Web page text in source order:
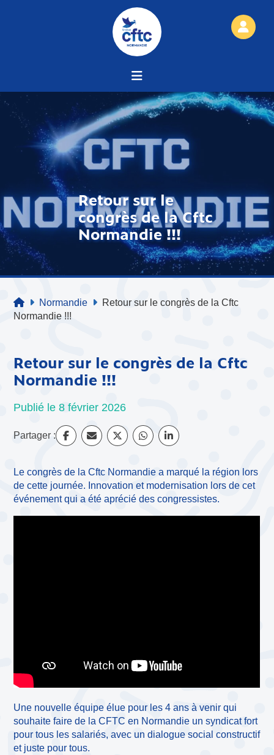
Retour sur le
congrès de la Cftc
Normandie !!!
Normandie
Retour sur le congrès de la Cftc
Normandie !!!
Retour sur le congrès de la Cftc
Normandie !!!
Publié le 8 février 2026
Partager :
Le congrès de la Cftc Normandie a marqué la région lors
de cette journée. Innovation et modernisation lors de cet
événement qui a été aprécié des congressistes.
Une nouvelle équipe élue pour les 4 ans à venir qui
souhaite faire de la CFTC en Normandie un syndicat fort
pour tous les salariés, avec un dialogue social constructif
et juste pour tous.